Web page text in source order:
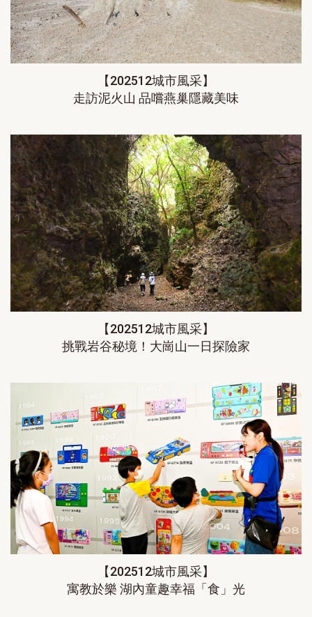
【202512城市風采】
走訪泥火山 品嚐燕巢隱藏美味
【202512城市風采】
挑戰岩谷秘境！大崗山一日探險家
【202512城市風采】
寓教於樂 湖內童趣幸福「食」光